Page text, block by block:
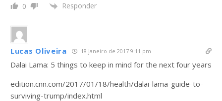
0 Responder
Lucas Oliveira 18 janeiro de 2017 9:11 pm
Dalai Lama: 5 things to keep in mind for the next four years
edition.cnn.com/2017/01/18/health/dalai-lama-guide-to-
surviving-trump/index.html